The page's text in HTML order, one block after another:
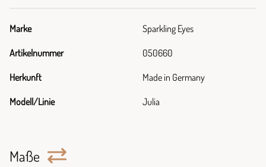
Marke Sparkling Eyes
Artikelnummer 050660
Herkunft Made in Germany
Modell/Linie Julia
Maße